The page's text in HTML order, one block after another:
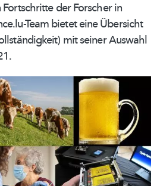
der Forscher in
Teambietet eine Übersicht
mit seiner Auswahl